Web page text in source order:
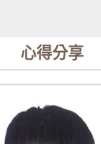
心得分享